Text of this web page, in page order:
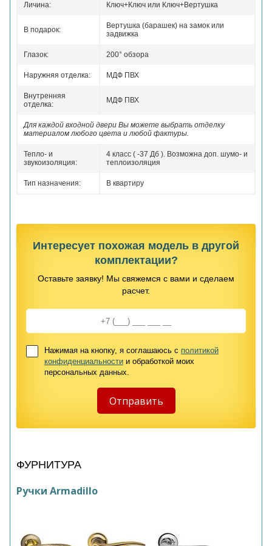
Личина: Ключ+Ключ или Ключ+Вертушка
В подарок:
Вертушка (барашек) на замок или
задвижка
Глазок: 200° обзора
Наружняя отделка: МДФ ПВХ
Внутренняя
отделка:
МДФ ПВХ
Для каждой входной двери Вы можете выбрать отделку
материалом любого цвета и любой фактуры.
Тепло- и
звукоизоляция:
4 класс ( -37 Дб ). Возможна доп. шумо- и
теплоизоляция
Тип назначения: В квартиру
Интересует похожая модель в другой
комплектации?
Оставьте заявку! Мы свяжемся с вами и сделаем
расчет.
Нажимая на кнопку, я соглашаюсь с политикой
конфиденциальности и обработкой моих
персональных данных.
ФУРНИТУРА
Ручки Armadillo